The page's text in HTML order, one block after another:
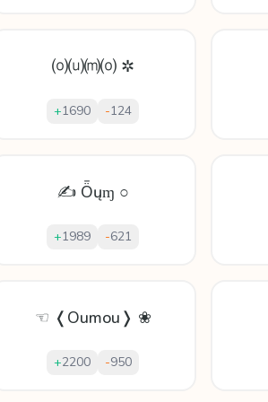
⒪⒰⒨⒪ ✲
+1690 -124
✍ Ȫųɱ ○
+1989 -621
☜ ❬Oumou❭ ❀
+2200 -950